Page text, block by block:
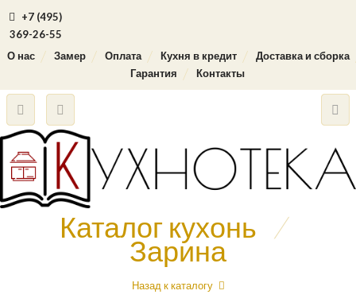
+7 (495)
369-26-55
О нас
Замер Оплата Кухня в кредит
Доставка и сборка
Гарантия
Контакты
Каталог кухонь /
Зарина
Назад к каталогу